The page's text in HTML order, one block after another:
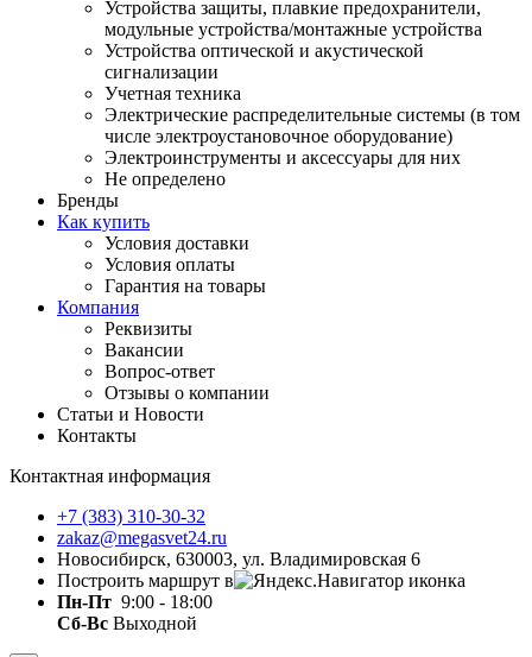
Устройства защиты, плавкие предохранители,
модульные устройства/монтажные устройства
Устройства оптической и акустической
сигнализации
Учетная техника
Электрические распределительные системы (в том
числе электроустановочное оборудование)
Электроинструменты и аксессуары для них
Не определено
Бренды
Как купить
Условия доставки
Условия оплаты
Гарантия на товары
Компания
Реквизиты
Вакансии
Вопрос-ответ
Отзывы о компании
Статьи и Новости
Контакты
Контактная информация
+7 (383) 310-30-32
zakaz@megasvet24.ru
Новосибирск, 630003, ул. Владимировская 6
Построить маршрут в
Пн-Пт 9:00 - 18:00
Сб-Вс Выходной